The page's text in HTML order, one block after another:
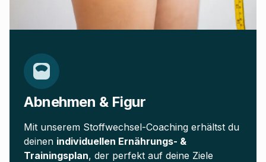
Abnehmen & Figur
Mit unserem Stoffwechsel-Coaching erhältst du
deinen individuellen Ernährungs- &
Trainingsplan, der perfekt auf deine Ziele